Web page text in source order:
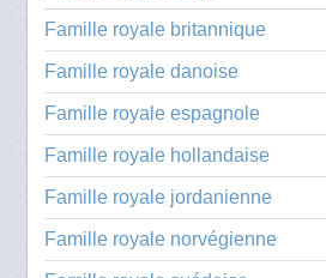
Famille royale britannique
Famille royale danoise
Famille royale espagnole
Famille royale hollandaise
Famille royale jordanienne
Famille royale norvégienne